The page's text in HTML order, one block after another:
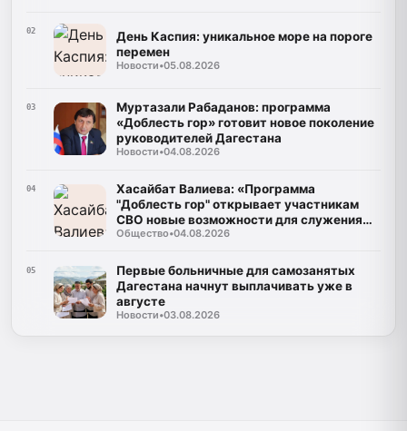
02
День Каспия: уникальное море на пороге
перемен
Новости•05.08.2026
03
Муртазали Рабаданов: программа
«Доблесть гор» готовит новое поколение
руководителей Дагестана
Новости•04.08.2026
04
Хасайбат Валиева: «Программа
"Доблесть гор" открывает участникам
СВО новые возможности для служения
Дагестану»
Общество•04.08.2026
05
Первые больничные для самозанятых
Дагестана начнут выплачивать уже в
августе
Новости•03.08.2026